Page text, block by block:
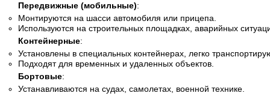
Передвижные (мобильные):
Монтируются на шасси автомобиля или прицепа.
Используются на строительных площадках, аварийных
Контейнерные:
Установлены в специальных контейнерах, легко
Подходят для временных и удаленных объектов.
Бортовые:
Устанавливаются на судах, самолетах, военной технике.